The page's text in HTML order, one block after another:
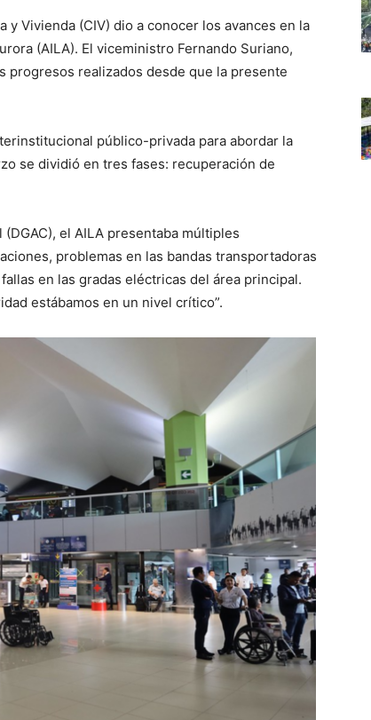
Vivienda (CIV) dio a conocer los avances en la
(AILA). El viceministro Fernando Suriano,
progresos realizados desde que la presente
público-privada para abordar la
se dividió en tres fases: recuperación de
el AILA presentaba múltiples
problemas en las bandas transportadoras
en las gradas eléctricas del área principal.
estábamos en un nivel crítico”.